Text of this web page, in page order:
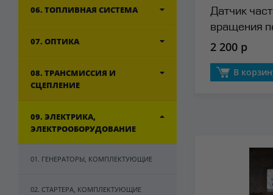
06. ТОПЛИВНАЯ СИСТЕМА
07. ОПТИКА
08. ТРАНСМИССИЯ И
СЦЕПЛЕНИЕ
09. ЭЛЕКТРИКА,
ЭЛЕКТРООБОРУДОВАНИЕ
01. ГЕНЕРАТОРЫ, КОМПЛЕКТУЮЩИЕ
02. СТАРТЕРА, КОМПЛЕКТУЮЩИЕ
Датчик
вращения
вала АКПП
2 200 р
В